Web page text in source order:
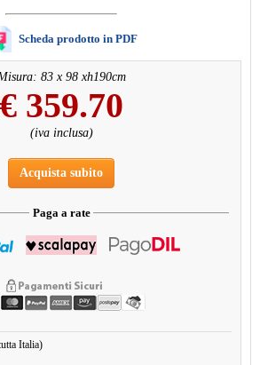
Scheda prodotto in PDF
83 x 98 xh190cm
€ 359.70
(iva inclusa)
Acquista subito
Paga a rate
Italia)